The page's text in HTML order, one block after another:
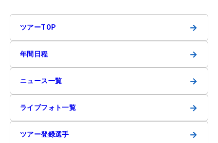
ツアーTOP →
年間日程 →
ニュース一覧 →
ライブフォト一覧 →
ツアー登録選手 →